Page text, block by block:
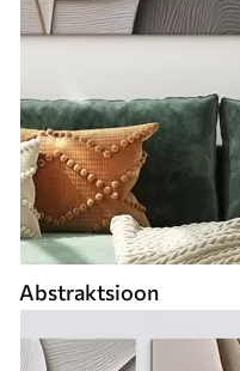
Abstraktsioon